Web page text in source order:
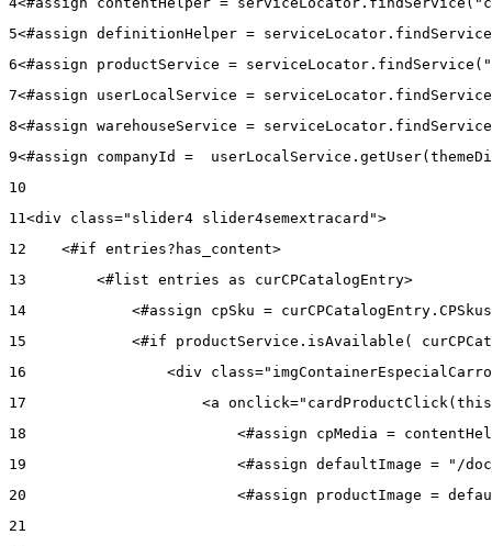
5<#assign definitionHelper =
6<#assign productService =
7<#assign userLocalService =
8<#assign warehouseService =
9<#assign companyId =
10
11 <div class="slider4 slider4semextracard">
12
    <#if entries?has_content>
13
        <#list entries as curCPCatalogEntry>
14
<#assign cpSku =
15
<#if productService.isAvailable(
16
<div
17
<a
18
<#assign cpMedia =
19
<#assign defaultImage = "/
20
<#assign productImage =
21